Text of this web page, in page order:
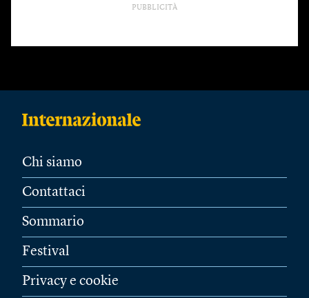
PUBBLICITÀ
Chi siamo
Contattaci
Sommario
Festival
Privacy e cookie